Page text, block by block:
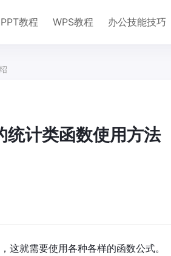
PPT教程 WPS教程 办公技能技巧
计类函数使用方法
这就需要使用各种各样的函数公式。